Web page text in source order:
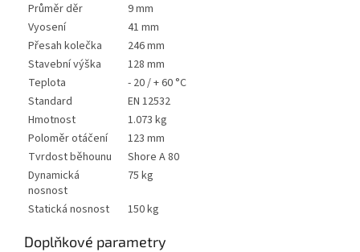
Průměr děr
9 mm
Vyosení
41 mm
Přesah kolečka
246 mm
Stavební výška
128 mm
Teplota
- 20 / + 60 °C
Standard
EN 12532
Hmotnost
1.073 kg
Poloměr otáčení
123 mm
Tvrdost běhounu
Shore A 80
Dynamická
nosnost
75 kg
Statická nosnost 150 kg
Doplňkové parametry